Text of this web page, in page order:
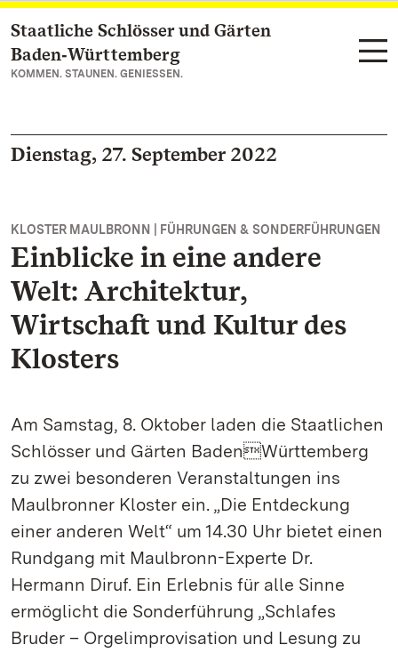
Zum Hauptinhalt springen
Staatliche Schlösser und Gärten
Baden‑Württemberg
KOMMEN. STAUNEN. GENIESSEN.
Dienstag, 27. September 2022
KLOSTER MAULBRONN | FÜHRUNGEN & SONDERFÜHRUNGEN
Einblicke in eine andere
Welt: Architektur,
Wirtschaft und Kultur des
Klosters
Am Samstag, 8. Oktober laden die Staatlichen
Schlösser und Gärten BadenWürttemberg
zu zwei besonderen Veranstaltungen ins
Maulbronner Kloster ein. „Die Entdeckung
einer anderen Welt“ um 14.30 Uhr bietet einen
Rundgang mit Maulbronn-Experte Dr.
Hermann Diruf. Ein Erlebnis für alle Sinne
ermöglicht die Sonderführung „Schlafes
Bruder – Orgelimprovisation und Lesung zu